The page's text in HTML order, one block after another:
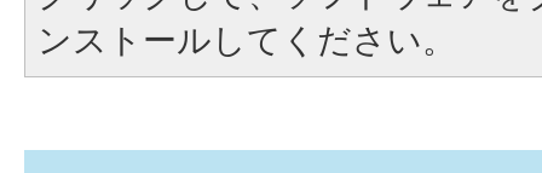
ンストールしてください。